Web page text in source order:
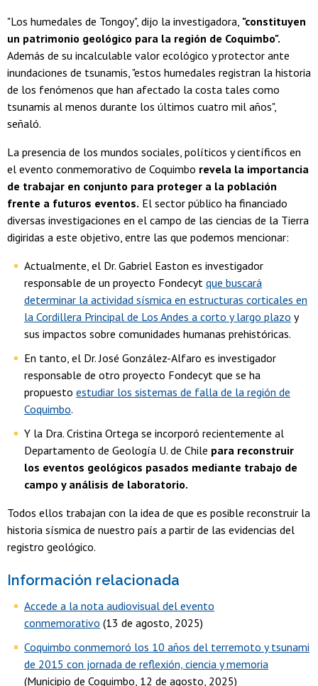
"Los humedales de Tongoy", dijo la investigadora, "constituyen
un patrimonio geológico para la región de Coquimbo".
Además de su incalculable valor ecológico y protector ante
inundaciones de tsunamis, "estos humedales registran la historia
de los fenómenos que han afectado la costa tales como
tsunamis al menos durante los últimos cuatro mil años",
señaló.
La presencia de los mundos sociales, políticos y científicos en
el evento conmemorativo de Coquimbo revela la importancia
de trabajar en conjunto para proteger a la población
frente a futuros eventos. El sector público ha financiado
diversas investigaciones en el campo de las ciencias de la Tierra
digiridas a este objetivo, entre las que podemos mencionar:
Actualmente, el Dr. Gabriel Easton es investigador
responsable de un proyecto Fondecyt que buscará
determinar la actividad sísmica en estructuras corticales en
la Cordillera Principal de Los Andes a corto y largo plazo y
sus impactos sobre comunidades humanas prehistóricas.
En tanto, el Dr. José González-Alfaro es investigador
responsable de otro proyecto Fondecyt que se ha
propuesto estudiar los sistemas de falla de la región de
Coquimbo.
Y la Dra. Cristina Ortega se incorporó recientemente al
Departamento de Geología U. de Chile para reconstruir
los eventos geológicos pasados mediante trabajo de
campo y análisis de laboratorio.
Todos ellos trabajan con la idea de que es posible reconstruir la
historia sísmica de nuestro país a partir de las evidencias del
registro geológico.
Información relacionada
Accede a la nota audiovisual del evento
conmemorativo (13 de agosto, 2025)
Coquimbo conmemoró los 10 años del terremoto y tsunami
de 2015 con jornada de reflexión, ciencia y memoria
(Municipio de Coquimbo, 12 de agosto, 2025)